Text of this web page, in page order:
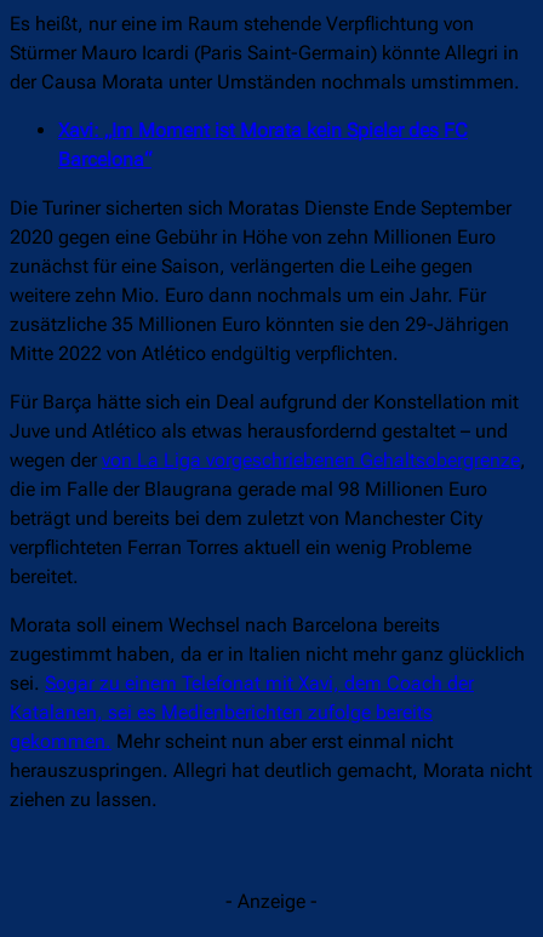
Es heißt, nur eine im Raum stehende Verpflichtung von
Stürmer Mauro Icardi (Paris Saint-Germain) könnte Allegri in
der Causa Morata unter Umständen nochmals umstimmen.
Xavi: „Im Moment ist Morata kein Spieler des FC
Barcelona“
Die Turiner sicherten sich Moratas Dienste Ende September
2020 gegen eine Gebühr in Höhe von zehn Millionen Euro
zunächst für eine Saison, verlängerten die Leihe gegen
weitere zehn Mio. Euro dann nochmals um ein Jahr. Für
zusätzliche 35 Millionen Euro könnten sie den 29-Jährigen
Mitte 2022 von Atlético endgültig verpflichten.
Für Barça hätte sich ein Deal aufgrund der Konstellation mit
Juve und Atlético als etwas herausfordernd gestaltet – und
wegen der von La Liga vorgeschriebenen Gehaltsobergrenze,
die im Falle der Blaugrana gerade mal 98 Millionen Euro
beträgt und bereits bei dem zuletzt von Manchester City
verpflichteten Ferran Torres aktuell ein wenig Probleme
bereitet.
Morata soll einem Wechsel nach Barcelona bereits
zugestimmt haben, da er in Italien nicht mehr ganz glücklich
sei. Sogar zu einem Telefonat mit Xavi, dem Coach der
Katalanen, sei es Medienberichten zufolge bereits
gekommen. Mehr scheint nun aber erst einmal nicht
herauszuspringen. Allegri hat deutlich gemacht, Morata nicht
ziehen zu lassen.
- Anzeige -